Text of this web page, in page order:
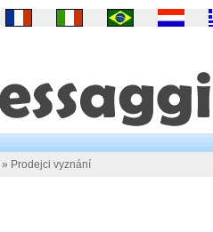
» Prodejci vyznání